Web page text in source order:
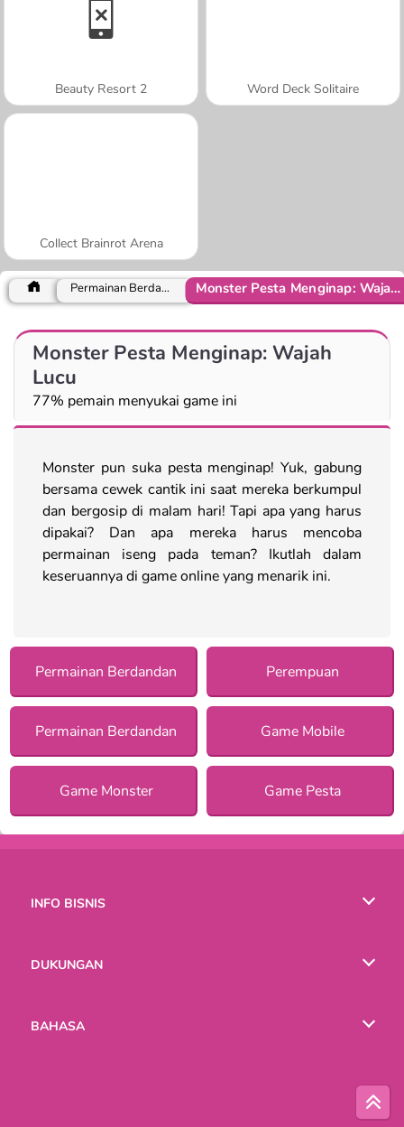
Beauty Resort 2 Word Deck Solitaire
Collect Brainrot Arena
Permainan Berdandan Monster Pesta Menginap: Wajah Lucu
Monster Pesta Menginap: Wajah
Lucu
77% pemain menyukai game ini
Monster pun suka pesta menginap! Yuk, gabung
bersama cewek cantik ini saat mereka berkumpul
dan bergosip di malam hari! Tapi apa yang harus
dipakai? Dan apa mereka harus mencoba
permainan iseng pada teman? Ikutlah dalam
keseruannya di game online yang menarik ini.
Permainan Berdandan Perempuan
Permainan Berdandan Game Mobile
Game Monster Game Pesta
INFO BISNIS
DUKUNGAN
BAHASA